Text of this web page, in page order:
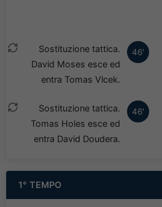
46'
Sostituzione tattica.
David Moses esce ed
entra Tomas Vlcek.
46'
Sostituzione tattica.
Tomas Holes esce ed
entra David Doudera.
1° TEMPO